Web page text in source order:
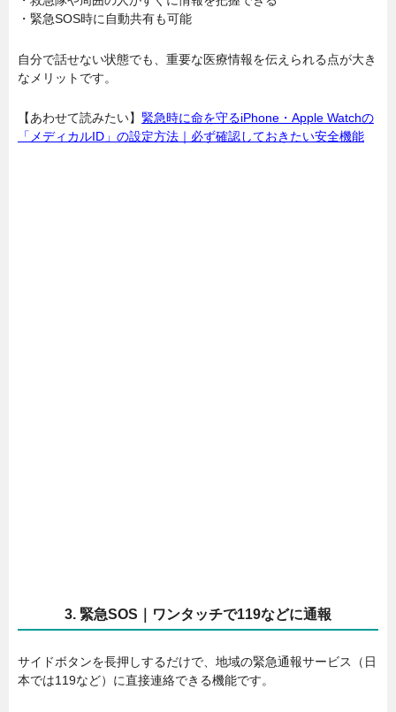
・緊急SOS時に自動共有も可能
自分で話せない状態でも、重要な医療情報を伝えられる点が大き
なメリットです。
【あわせて読みたい】 緊急時に命を守るiPhone・Apple Watchの
「メディカルID」の設定方法｜必ず確認しておきたい安全機能
3. 緊急SOS｜ワンタッチで119などに通報
サイドボタンを長押しするだけで、地域の緊急通報サービス（日
本では119など）に直接連絡できる機能です。